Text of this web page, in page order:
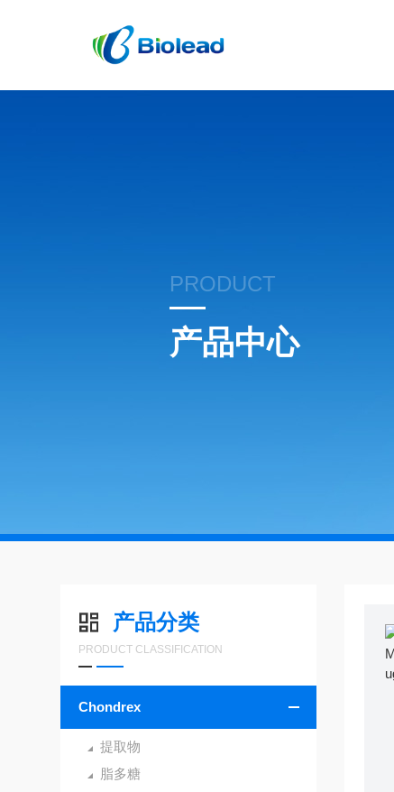
PRODUCT
产品中心
产品分类
PRODUCT CLASSIFICATION
Chondrex
提取物
脂多糖